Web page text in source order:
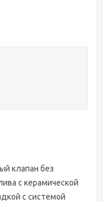
клапан без
с керамической
с системой